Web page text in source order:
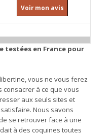
Voir mon avis
testées en France pour
vous ne vous ferez
à ce que vous
aux seuls sites et
Nous savons
se retrouver face à une
à des coquines toutes